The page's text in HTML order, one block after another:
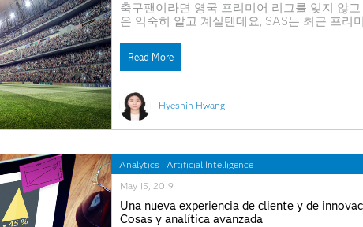
Hyeshin Hwang
축구팬이라면 영국 프리미어 리그를 잊지 않
은 익숙히 알고 계실텐데요, SAS는 최근 프리
후 수년간 계속될 이번 파트너십을 통해, 리버풀
Read More
Analytics | Artificial Intelligence
May 15, 2019
Una nueva experiencia de cliente y de
Cosas y analítica avanzada